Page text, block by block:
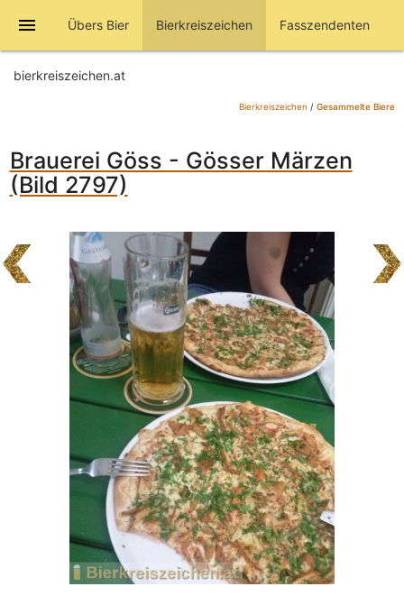
menu Übers Bier Bierkreiszeichen Fasszendenten
bierkreiszeichen.at
Bierkreiszeichen / Gesammelte Biere
Brauerei Göss - Gösser Märzen
(Bild 2797)